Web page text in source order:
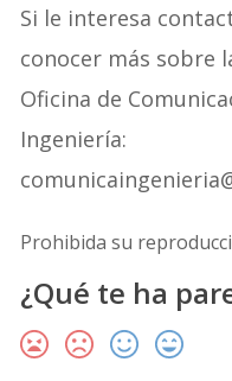
Si le interesa
conocer más sobre
Oficina de
Ingeniería:
Prohibida su
¿Qué te ha